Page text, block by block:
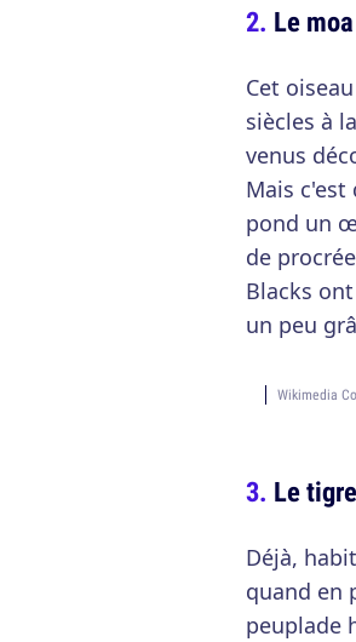
Le moa
Cet
siècles à
venus
Mais
pond un
de
Blacks
un peu
Wikimedia
Le
Déjà,
quand en
peuplade